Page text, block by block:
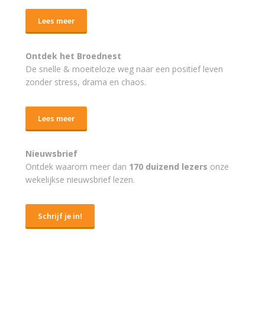
Lees meer
Ontdek het Broednest
De snelle & moeiteloze weg naar een positief leven
zonder stress, drama en chaos.
Lees meer
Nieuwsbrief
Ontdek waarom meer dan 170 duizend lezers onze
wekelijkse nieuwsbrief lezen.
Schrijf je in!